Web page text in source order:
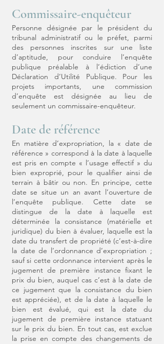
Commissaire-enquêteur
Personne désignée par le président du
tribunal administratif ou le préfet, parmi
des personnes inscrites sur une liste
d’aptitude, pour conduire l’enquête
publique préalable à l’édiction d’une
Déclaration d’Utilité Publique. Pour les
projets importants, une commission
d’enquête est désignée au lieu de
seulement un commissaire-enquêteur.
Date de référence
En matière d’expropriation, la « date de
référence » correspond à la date à laquelle
est pris en compte « l’usage effectif » du
bien exproprié, pour le qualifier ainsi de
terrain à bâtir ou non. En principe, cette
date se situe un an avant l’ouverture de
l’enquête publique. Cette date se
distingue de la date à laquelle est
déterminée la consistance (matérielle et
juridique) du bien à évaluer, laquelle est la
date du transfert de propriété (c’est-à-dire
la date de l’ordonnance d’expropriation ;
sauf si cette ordonnance intervient après le
jugement de première instance fixant le
prix du bien, auquel cas c’est à la date de
ce jugement que la consistance du bien
est appréciée), et de la date à laquelle le
bien est évalué, qui est la date du
jugement de première instance statuant
sur le prix du bien. En tout cas, est exclue
la prise en compte des changements de